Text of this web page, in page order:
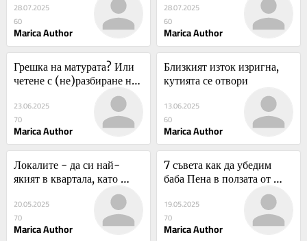
28.07.2025
60
Marica Author
28.07.2025
60
Marica Author
Грешка на матурата? Или
четене с (не)разбиране на
23.06.2025
70
Marica Author
Близкият изток изригна,
кутията се отвори
13.06.2025
60
Marica Author
Локалите - да си най-
якият в квартала, като
20.05.2025
70
Marica Author
7 съвета как да убедим
баба Пена в ползата от
19.05.2025
70
Marica Author